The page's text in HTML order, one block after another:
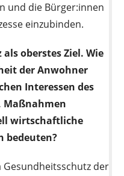
und die Bürger:innen
einzubinden.
oberstes Ziel. Wie
der Anwohner
Interessen des
Maßnahmen
wirtschaftliche
bedeuten?
Gesundheitsschutz der